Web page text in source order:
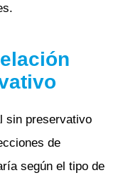
sin preservativo
de
según el tipo de